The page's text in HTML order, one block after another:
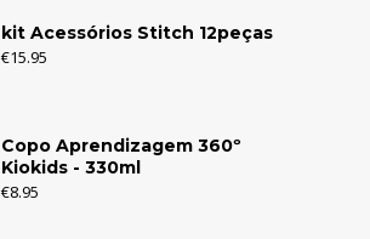
kit Acessórios Stitch 12peças
€15.95
Copo Aprendizagem 360º
Kiokids - 330ml
€8.95